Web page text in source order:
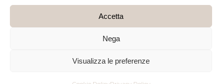
Accetta
Nega
Visualizza le preferenze
Sito realizzato daBTW Software House - SYS-DAT Group
Terms of Serviceapply.